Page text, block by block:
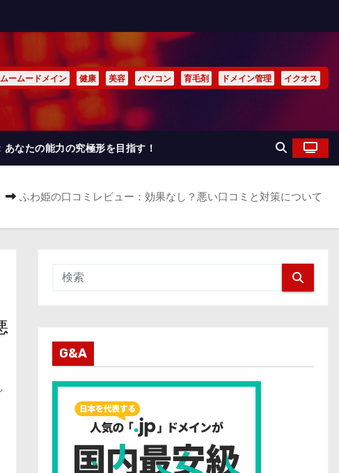
ムームードメイン 健康 美容 パソコン 育毛剤 ドメイン管理 イクオス
なたの能力の究極形を目指す！
ふわ姫の口コミレビュー：効果なし？悪い口コミと対策について
G&A